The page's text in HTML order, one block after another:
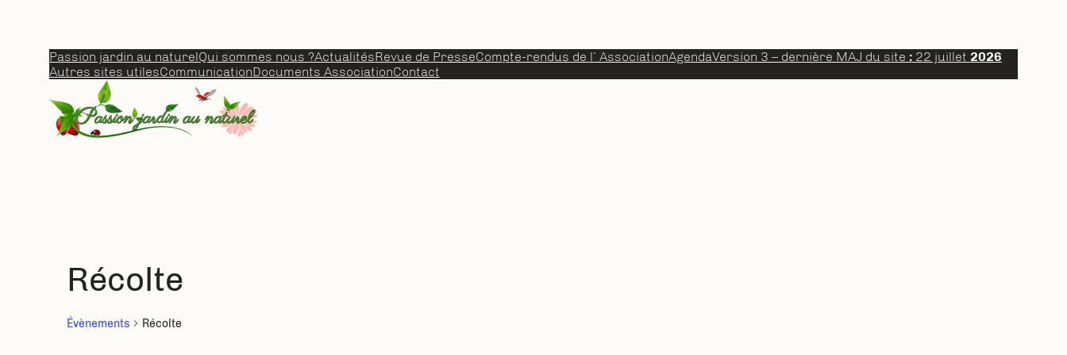
Passion jardin au naturelQui sommes nous ?ActualitésRevue de PresseCompte-rendus de l’ AssociationAgendaVersion 3 – dernière MAJ du site :22 juillet 2026
Autres sites utilesCommunicationDocuments AssociationContact
Récolte
Évènements Récolte